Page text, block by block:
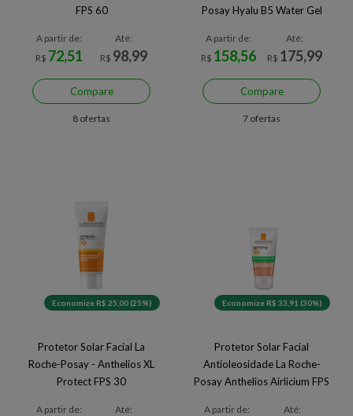
FPS 60
A partir de:
R$ 72,51
Até:
R$ 98,99
Compare
8 ofertas
Posay Hyalu B5 Water Gel
A partir de:
R$ 158,56
Até:
R$ 175,99
Compare
7 ofertas
Economize R$ 25,00 (25%)
Protetor Solar Facial La
Roche-Posay - Anthelios XL
Protect FPS 30
A partir de:
Até:
Economize R$ 33,91 (30%)
Protetor Solar Facial
Antioleosidade La Roche-
Posay Anthelios Airlicium FPS
A partir de:
Até: